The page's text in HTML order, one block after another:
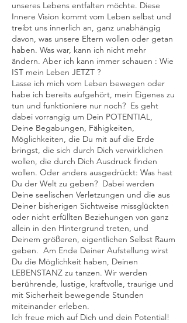
unseres Lebens entfalten möchte. Diese
Innere Vision kommt vom Leben selbst und
treibt uns innerlich an, ganz unabhängig
davon, was unsere Eltern wollen oder getan
haben. Was war, kann ich nicht mehr
ändern. Aber ich kann immer schauen : Wie
IST mein Leben JETZT ?
Lasse ich mich vom Leben bewegen oder
habe ich bereits aufgehört, mein Eigenes zu
tun und funktioniere nur noch? Es geht
dabei vorrangig um Dein POTENTIAL,
Deine Begabungen, Fähigkeiten,
Möglichkeiten, die Du mit auf die Erde
bringst, die sich durch Dich verwirklichen
wollen, die durch Dich Ausdruck finden
wollen. Oder anders ausgedrückt: Was hast
Du der Welt zu geben? Dabei werden
Deine seelischen Verletzungen und die aus
Deiner bisherigen Sichtweise missglückten
oder nicht erfüllten Beziehungen von ganz
allein in den Hintergrund treten, und
Deinem größeren, eigentlichen Selbst Raum
geben. Am Ende Deiner Aufstellung wirst
Du die Möglichkeit haben, Deinen
LEBENSTANZ zu tanzen. Wir werden
berührende, lustige, kraftvolle, traurige und
mit Sicherheit bewegende Stunden
miteinander erleben.
Ich freue mich auf Dich und dein Potential!